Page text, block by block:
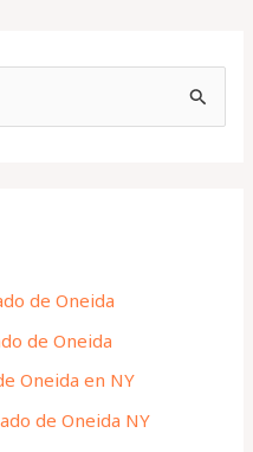
de Oneida
de Oneida
Oneida en NY
de Oneida NY